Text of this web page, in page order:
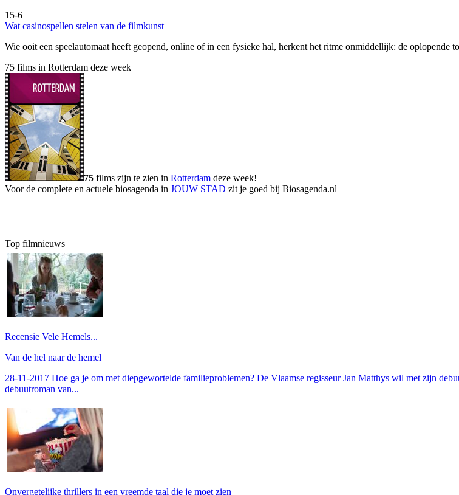
15-6
Wat casinospellen stelen van de filmkunst
Wie ooit een speelautomaat heeft geopend, online of in een fysieke hal, herkent het ritme onmiddellijk: de
75 films in Rotterdam deze week
75 films zijn te zien in Rotterdam deze week!
Voor de complete en actuele biosagenda in JOUW STAD zit je goed bij Biosagenda.nl
Top filmnieuws
Recensie Vele Hemels...
Van de hel naar de hemel
28-11-2017 Hoe ga je om met diepgewortelde familieproblemen? De Vlaamse regisseur Jan Matthys wil met zijn
debuutroman van...
Onvergetelijke thrillers in een vreemde taal die je moet zien